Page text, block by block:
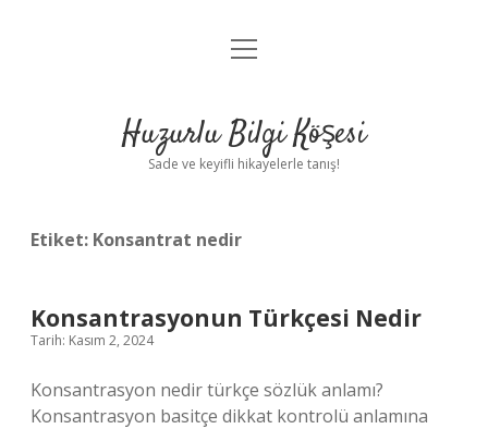
Anasayfa
Yasal Uyarı
menüyü
Huzurlu Bilgi Köşesi
Sade ve keyifli hikayelerle tanış!
Etiket: Konsantrat nedir
Konsantrasyonun Türkçesi Nedir
Tarih: Kasım 2, 2024
Konsantrasyon nedir türkçe sözlük anlamı?
Konsantrasyon basitçe dikkat kontrolü anlamına